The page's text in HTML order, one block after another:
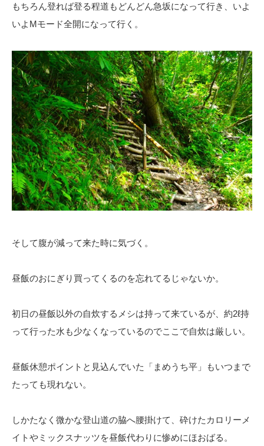
もちろん登れば登る程道もどんどん急坂になって行き、いよ
いよMモード全開になって行く。
そして腹が減って来た時に気づく。
昼飯のおにぎり買ってくるのを忘れてるじゃないか。
初日の昼飯以外の自炊するメシは持って来ているが、約2ℓ持
って行った水も少なくなっているのでここで自炊は厳しい。
昼飯休憩ポイントと見込んでいた「まめうち平」もいつまで
たっても現れない。
しかたなく微かな登山道の脇へ腰掛けて、砕けたカロリーメ
イトやミックスナッツを昼飯代わりに惨めにほおばる。